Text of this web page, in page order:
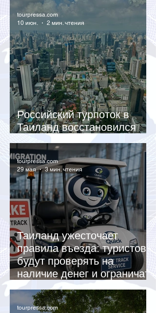
Российский турпоток в
Таиланд восстановился
после весеннего спада
tourpressa.com
10 июн.
2 мин. чтения
Таиланд ужесточает
правила въезда: туристов
будут проверять на
наличие денег и ограничат
безвизовый режим
tourpressa.com
29 мая
3 мин. чтения
tourpressa.com